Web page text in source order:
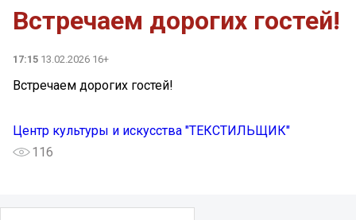
Встречаем дорогих гостей!
17:15 13.02.2026 16+
Встречаем дорогих гостей!
Центр культуры и искусства "ТЕКСТИЛЬЩИК"
116